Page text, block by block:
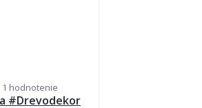
1 hodnotenie
#Drevodekor